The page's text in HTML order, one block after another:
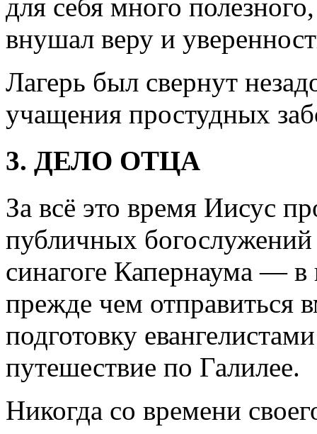
для себя много
внушал веру и
Лагерь был свернут
учащения простудных
3. ДЕЛО ОТЦА
За всё это время Иисус
публичных
синагоге Капернаума —
прежде чем отправиться
подготовку
путешествие по Галилее.
Никогда со времени